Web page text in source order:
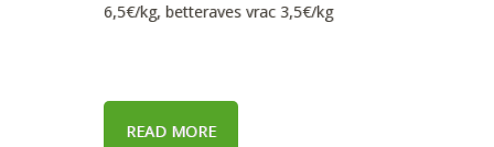
6,5€/kg, betteraves vrac 3,5€/kg
READ MORE